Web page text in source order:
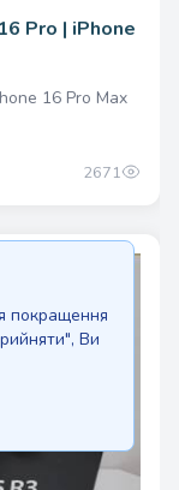
Pro | iPhone
16 Pro Max
2671
покращення
Ви